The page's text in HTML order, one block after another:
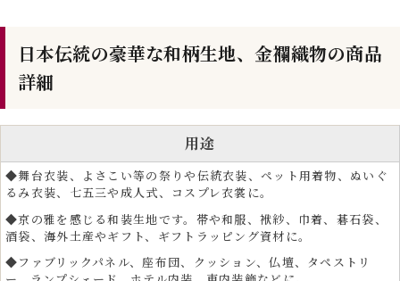
日本伝統の豪華な和柄生地、金襴織物の商品
詳細
用途
◆舞台衣装、よさこい等の祭りや伝統衣装、ペット用着物、ぬいぐ
るみ衣装、七五三や成人式、コスプレ衣裳に。
◆京の雅を感じる和装生地です。帯や和服、袱紗、巾着、碁石袋、
酒袋、海外土産やギフト、ギフトラッピング資材に。
◆ファブリックパネル、座布団、クッション、仏壇、タペストリ